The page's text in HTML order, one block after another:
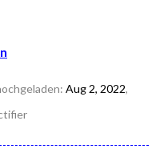
Aug 2, 2022,